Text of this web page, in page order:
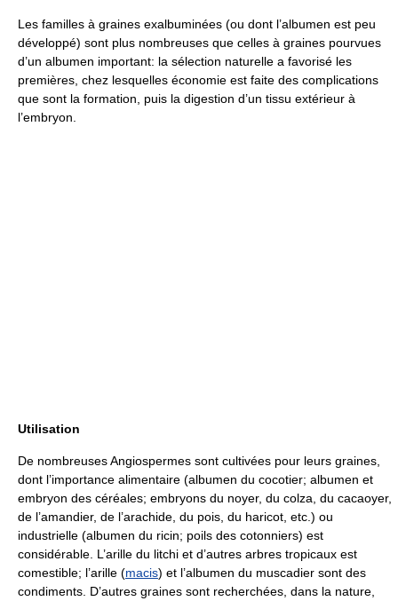
Les familles à graines exalbuminées (ou dont l’albumen est peu
développé) sont plus nombreuses que celles à graines pourvues
d’un albumen important: la sélection naturelle a favorisé les
premières, chez lesquelles économie est faite des complications
que sont la formation, puis la digestion d’un tissu extérieur à
l’embryon.
Utilisation
De nombreuses Angiospermes sont cultivées pour leurs graines,
dont l’importance alimentaire (albumen du cocotier; albumen et
embryon des céréales; embryons du noyer, du colza, du cacaoyer,
de l’amandier, de l’arachide, du pois, du haricot, etc.) ou
industrielle (albumen du ricin; poils des cotonniers) est
considérable. L’arille du litchi et d’autres arbres tropicaux est
comestible; l’arille (macis) et l’albumen du muscadier sont des
condiments. D’autres graines sont recherchées, dans la nature,